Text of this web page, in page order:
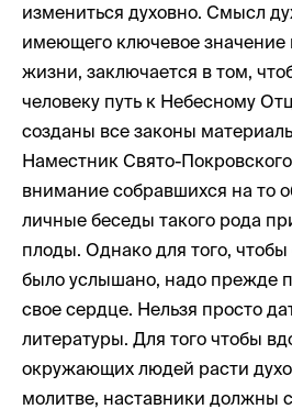
измениться духовно. Смысл
имеющего ключевое значение
жизни, заключается в том,
человеку путь к Небесному
созданы все законы
Наместник Свято-
внимание собравшихся на то
личные беседы такого рода
плоды. Однако для того,
было услышано, надо прежде
свое сердце. Нельзя просто
литературы. Для того чтобы
окружающих людей расти
молитве, наставники должны